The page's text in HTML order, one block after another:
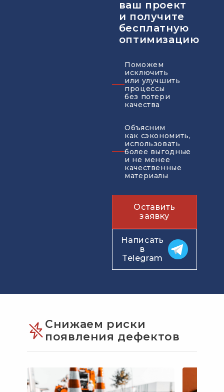
ваш проект
и получите
бесплатную
оптимизацию
Поможем
исключить
или улучшить
процессы
без потери
качества
Объясним
как сэкономить,
использовать
более выгодные
и не менее
качественные
материалы
Оставить
заявку
Написать
в
Telegram
Снижаем риски
появления дефектов